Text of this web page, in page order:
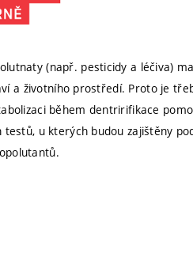
(např. pesticidy a léčiva)
a životního prostředí. Proto je
během dentririfikace
u kterých budou zajištěny